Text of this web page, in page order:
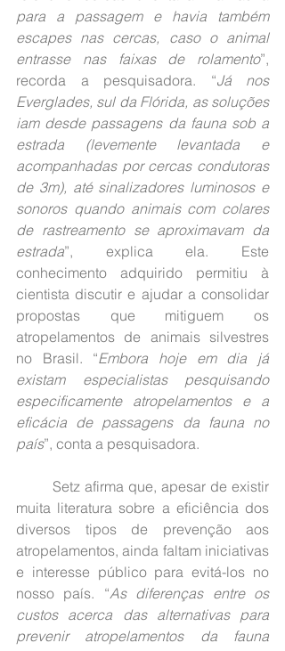
para a passagem e havia também
escapes nas cercas, caso o animal
entrasse nas faixas de rolamento”,
recorda a pesquisadora. “Já nos
Everglades, sul da Flórida, as soluções
iam desde passagens da fauna sob a
estrada (levemente levantada e
acompanhadas por cercas condutoras
de 3m), até sinalizadores luminosos e
sonoros quando animais com colares
de rastreamento se aproximavam da
estrada”, explica ela. Este
conhecimento adquirido permitiu à
cientista discutir e ajudar a consolidar
propostas que mitiguem os
atropelamentos de animais silvestres
no Brasil. “Embora hoje em dia já
existam especialistas pesquisando
especificamente atropelamentos e a
eficácia de passagens da fauna no
país”, conta a pesquisadora.
muita literatura sobre a eficiência dos
diversos tipos de prevenção aos
atropelamentos, ainda faltam iniciativas
e interesse público para evitá-los no
nosso país. “As diferenças entre os
custos acerca das alternativas para
prevenir atropelamentos da fauna